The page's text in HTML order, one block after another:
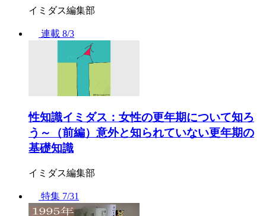
イミダス編集部
連載 8/3
性知識イミダス：女性の更年期について知ろ
う～（前編）意外と知られていない更年期の
基礎知識
イミダス編集部
特集 7/31